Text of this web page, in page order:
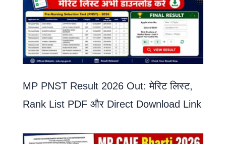
MP PNST Result 2026 Out: मेरिट लिस्ट,
Rank List PDF और Direct Download Link